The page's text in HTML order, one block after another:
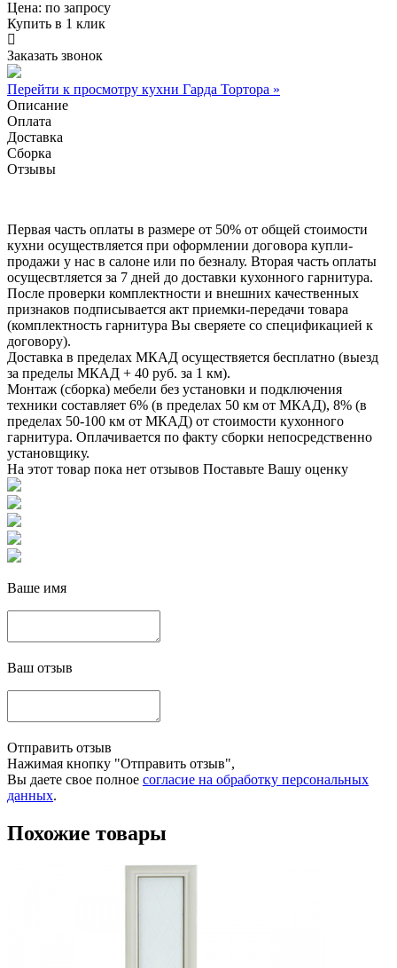
Цена: по запросу
Купить в 1 клик
Заказать звонок
Перейти к просмотру кухни Гарда Тортора »
Описание
Оплата
Доставка
Сборка
Отзывы
Первая часть оплаты в размере от 50% от общей стоимости
кухни осуществляется при оформлении договора купли-
продажи у нас в салоне или по безналу. Вторая часть оплаты
осущесвтляется за 7 дней до доставки кухонного гарнитура.
После проверки комплектности и внешних качественных
признаков подписывается акт приемки-передачи товара
(комплектность гарнитура Вы сверяете со спецификацией к
договору).
Доставка в пределах МКАД осуществяется бесплатно (выезд
за пределы МКАД + 40 руб. за 1 км).
Монтаж (сборка) мебели без установки и подключения
техники составляет 6% (в пределах 50 км от МКАД), 8% (в
пределах 50-100 км от МКАД) от стоимости кухонного
гарнитура. Оплачивается по факту сборки непосредственно
установщику.
На этот товар пока нет отзывов Поставьте Вашу оценку
Ваше имя
Ваш отзыв
Отправить отзыв
Нажимая кнопку "Отправить отзыв",
Вы даете свое полное согласие на обработку персональных
данных.
Похожие товары